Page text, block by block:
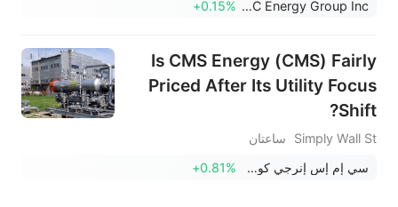
WEC Energy Group Inc
+0.15%
Is CMS Energy (CMS) Fairly
Priced After Its Utility Focus
Shift?
Simply Wall St
ساعتان
سي إم إس إنرجي كورب
+0.81%